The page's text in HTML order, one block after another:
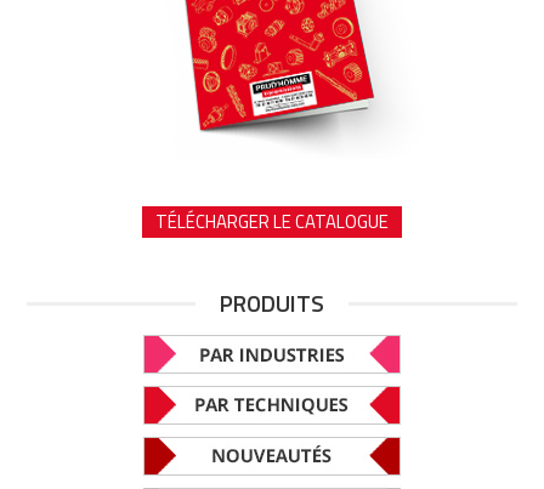
TÉLÉCHARGER LE CATALOGUE
PRODUITS